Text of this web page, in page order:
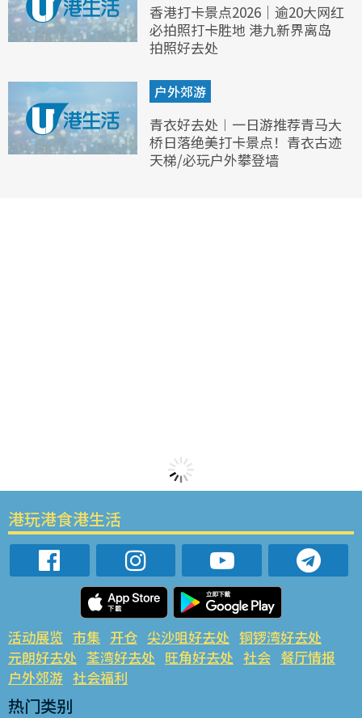
香港打卡景点2026｜逾20大网红
必拍照打卡胜地 港九新界离岛
拍照好去处
户外郊游
青衣好去处︱一日游推荐青马大
桥日落绝美打卡景点！青衣古迹
天梯/必玩户外攀登墙
港玩港食港生活
活动展览 市集 开仓 尖沙咀好去处 铜锣湾好去处
元朗好去处 荃湾好去处 旺角好去处 社会 餐厅情报
户外郊游 社会福利
热门类别